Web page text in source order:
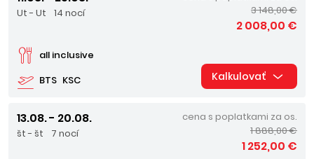
Ut - Ut 14 nocí
BTS KSC
all inclusive
3 148,00 €
2 008,00 €
Kalkulovať
13.08. - 20.08.
št - št 7 nocí
cena s poplatkami za os.
1 888,00 €
1 252,00 €